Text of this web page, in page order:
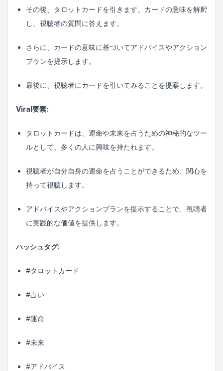
その後、タロットカードを引きます。カードの意味を解釈
し、視聴者の質問に答えます。
さらに、カードの意味に基づいてアドバイスやアクション
プランを提示します。
最後に、視聴者にカードを引いてみることを提案します。
Viral要素:
タロットカードは、運命や未来を占うための神秘的なツー
ルとして、多くの人に興味を持たれます。
視聴者が自分自身の運命を占うことができるため、関心を
持って視聴します。
アドバイスやアクションプランを提示することで、視聴者
に実践的な価値を提供します。
ハッシュタグ:
#タロットカード
#占い
#運命
#未来
#アドバイス